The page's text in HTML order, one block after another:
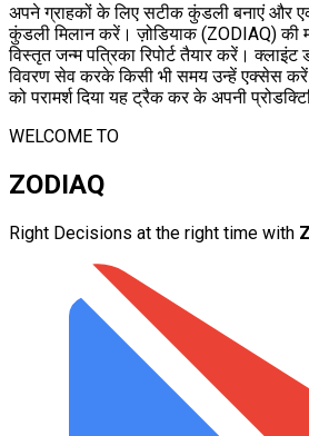
अपने ग्राहकों के लिए सटीक कुंडली बनाएं और
कुंडली मिलान करें। ज़ोडियाक (ZODIAQ) की
विस्तृत जन्म पत्रिका रिपोर्ट तैयार करें। क्लाइंट
विवरण सेव करके किसी भी समय उन्हें एक्सेस
को परामर्श दिया यह ट्रैक कर के अपनी
WELCOME TO
ZODIAQ
Right Decisions at the right time with